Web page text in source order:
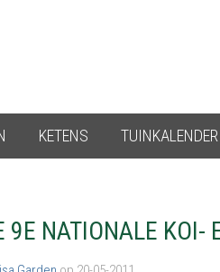
KETENS TUINKALENDER
9E NATIONALE KOI-